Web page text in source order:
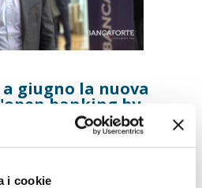
i cookie
giugno la nuova
banking by
Libertini -Nasce già predisposta